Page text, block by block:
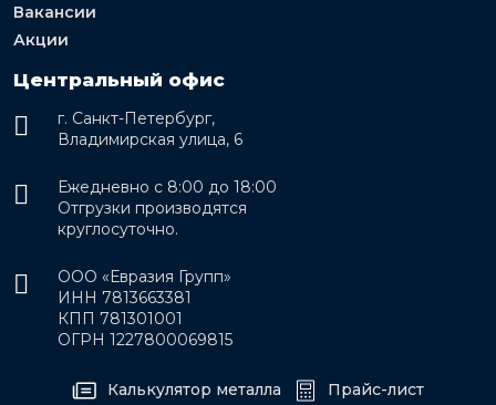
Вакансии
Акции
Центральный офис
г. Санкт-Петербург,
Владимирская улица, 6
Ежедневно с 8:00 до 18:00
Отгрузки производятся
круглосуточно.
ООО «Евразия Групп»
ИНН 7813663381
КПП 781301001
ОГРН 1227800069815
Калькулятор металла Прайс-лист